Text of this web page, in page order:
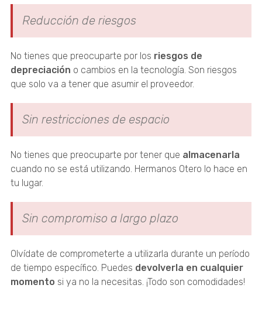
Reducción de riesgos
No tienes que preocuparte por los riesgos de
depreciación o cambios en la tecnología. Son riesgos
que solo va a tener que asumir el proveedor.
Sin restricciones de espacio
No tienes que preocuparte por tener que almacenarla
cuando no se está utilizando. Hermanos Otero lo hace en
tu lugar.
Sin compromiso a largo plazo
Olvídate de comprometerte a utilizarla durante un período
de tiempo específico. Puedes devolverla en cualquier
momento si ya no la necesitas. ¡Todo son comodidades!